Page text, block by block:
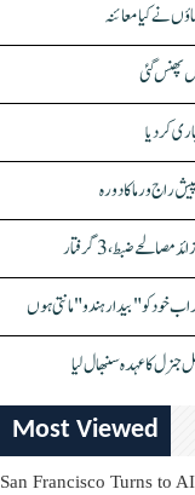
نے کیا معائنہ
پھنس گئی
راج ورما کا دورہ
خود کو "بیدار ہندو" مانتی ہوں
کا عہدہ سنبھال لیا
Most Viewed
San Francisco Turns to